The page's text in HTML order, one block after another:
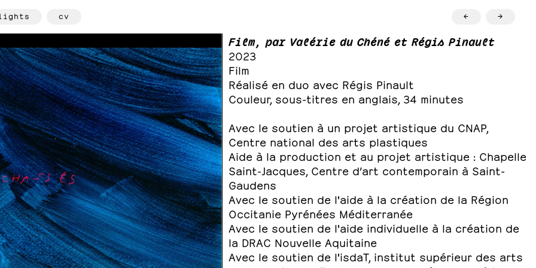
cv ← →
Film, par Valérie du Chéné et Régis Pinault
2023
Film
Réalisé en duo avec Régis Pinault
Couleur, sous-titres en anglais, 34 minutes
Avec le soutien à un projet artistique du CNAP,
Centre national des arts plastiques
Aide à la production et au projet artistique : Chapelle
Saint-Jacques, Centre d’art contemporain à Saint-
Gaudens
Avec le soutien de l'aide à la création de la Région
Occitanie Pyrénées Méditerranée
Avec le soutien de l'aide individuelle à la création de
la DRAC Nouvelle Aquitaine
Avec le soutien de l'isdaT, institut supérieur des arts